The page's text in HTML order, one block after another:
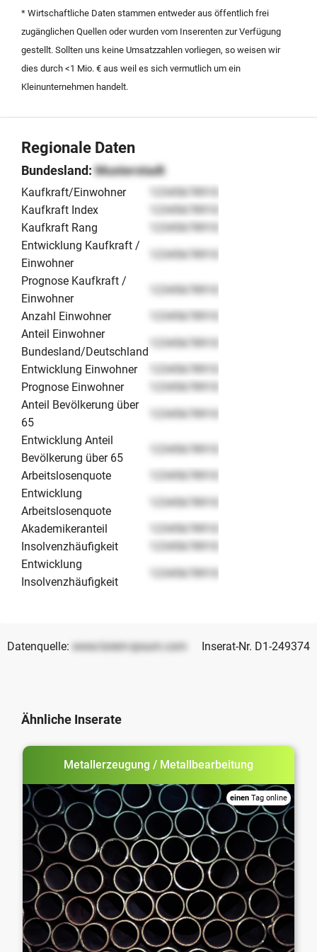
Partner. Zusätzliche Potenziale ergeben sich durch den
Ausbau des Vertriebs und technologische
Weiterentwicklungen. Diese Nachfolge sichert den
Fortbestand eines spezialisierten Industriebetriebs in
einer zukunftsorientierten Branche.
* Wirtschaftliche Daten stammen entweder aus öffentlich frei
zugänglichen Quellen oder wurden vom Inserenten zur Verfügung
gestellt. Sollten uns keine Umsatzzahlen vorliegen, so weisen wir
dies durch <1 Mio. € aus weil es sich vermutlich um ein
Kleinunternehmen handelt.
Regionale Daten
Bundesland: Musterstadt
Kaufkraft/Einwohner
12345678910
Kaufkraft Index
12345678910
Kaufkraft Rang
12345678910
Entwicklung Kaufkraft /
Einwohner
12345678910
Prognose Kaufkraft /
Einwohner
12345678910
Anzahl Einwohner
12345678910
Anteil Einwohner
Bundesland/Deutschland
12345678910
Entwicklung Einwohner
12345678910
Prognose Einwohner
12345678910
Anteil Bevölkerung über
65
12345678910
Entwicklung Anteil
Bevölkerung über 65
12345678910
Arbeitslosenquote
12345678910
Entwicklung
Arbeitslosenquote
12345678910
Akademikeranteil
12345678910
Insolvenzhäufigkeit
12345678910
Entwicklung
Insolvenzhäufigkeit
12345678910
Datenquelle: www.lorem-ipsum.com Inserat-Nr. D1-249374
Ähnliche Inserate
Metallerzeugung / Metallbearbeitung
einen Tag online